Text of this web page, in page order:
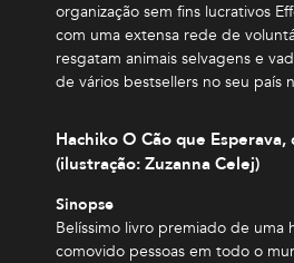
organização sem fins lucrativos
com uma extensa rede de
resgatam animais selvagens e
de vários bestsellers no seu país
Hachiko O Cão que Esperava,
(ilustração: Zuzanna Celej)
Sinopse
Belíssimo livro premiado de uma
comovido pessoas em todo o